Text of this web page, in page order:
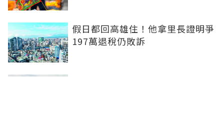
假日都回高雄住！他拿里長證明爭
197萬退稅仍敗訴